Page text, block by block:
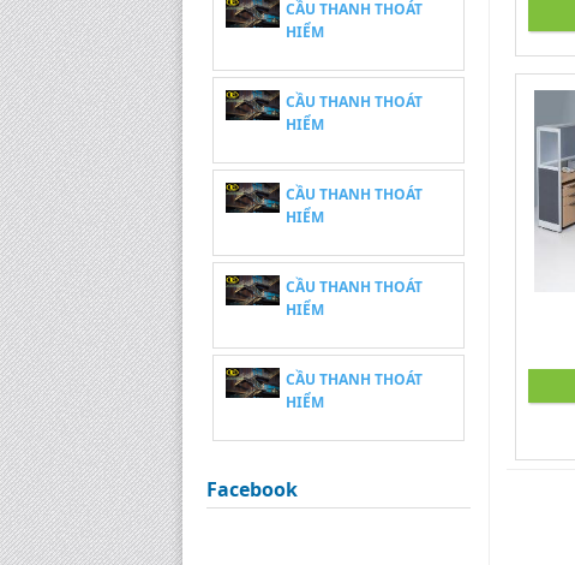
CẦU THANH THOÁT
HIỂM
CẦU THANH THOÁT
HIỂM
CẦU THANH THOÁT
HIỂM
CẦU THANH THOÁT
HIỂM
CẦU THANH THOÁT
HIỂM
Facebook